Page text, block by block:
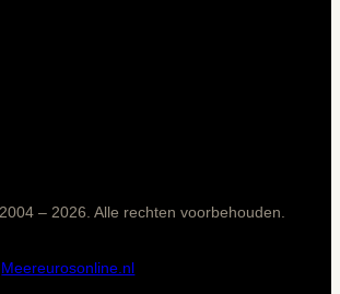
– 2026. Alle rechten voorbehouden.
Meereurosonline.nl